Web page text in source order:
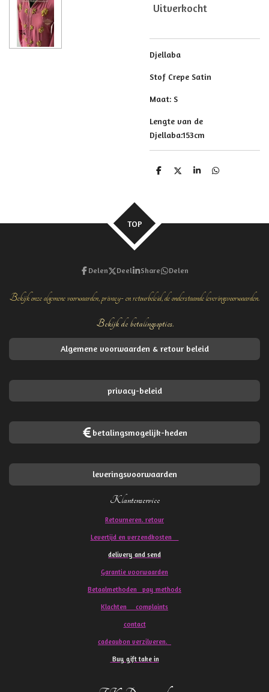
Uitverkocht
Djellaba
Stof Crepe Satin
Maat: S
Lengte van de
Djellaba:153cm
D
D
S
D
TOP
Delen Deel Share Delen
Bekijk onze algemene voorwaarden, privacy- en retourbeleid, de onderstaande leveringsvoorwaarden.
Bekijk de betalingsopties.
Algemene voorwaarden & retour beleid
privacy-beleid
betalingsmogelijk-heden
leveringsvoorwaarden
Klantenservice
Retourneren. retour
Levertijd en verzendkosten
delivery and send
Garantie voorwaarden
Betaalmethoden pay methods
Klachten complaints
contact
cadeaubon verzilveren.
Buy gift take in